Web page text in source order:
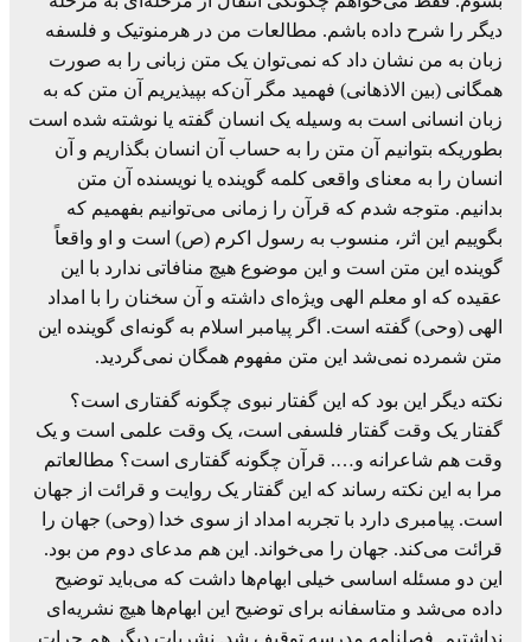
دیگر را شرح داده باشم. مطالعات من در هرمنوتیک و فلسفه
زبان به من نشان داد که نمی‌توان یک متن زبانی را به صورت
همگانی (بین الاذهانی) فهمید مگر آن‌که بپیذیریم آن متن که به
زبان انسانی است به وسیله یک انسان گفته یا نوشته شده است
بطوریکه بتوانیم آن متن را به حساب آن انسان بگذاریم و آن
انسان را به معنای واقعی کلمه گوینده یا نویسنده آن متن
بدانیم. متوجه شدم که قرآن را زمانی می‌توانیم بفهمیم که
بگوییم این اثر، منسوب به رسول اکرم (ص) است و او واقعاً
گوینده این متن است و این موضوع هیچ منافاتی ندارد با این
عقیده که او معلم الهی ویژه‌ای داشته و آن سخنان را با امداد
الهی (وحی) گفته است. اگر پیامبر اسلام به گونه‌ای گوینده این
متن شمرده نمی‌شد این متن مفهوم همگان نمی‌گردید.
نکته دیگر این بود که این گفتار نبوی چگونه گفتاری است؟
گفتار یک وقت گفتار فلسفی است، یک وقت علمی است و یک
وقت هم شاعرانه و…. قرآن چگونه گفتاری است؟ مطالعاتم
مرا به این نکته رساند که این گفتار یک روایت و قرائت از جهان
است. پیامبری دارد با تجربه امداد از سوی خدا (وحی) جهان را
قرائت می‌کند. جهان را می‌خواند. این هم مدعای دوم من بود.
این دو مسئله اساسی خیلی ابهام‌ها داشت که می‌باید توضیح
داده می‌شد و متاسفانه برای توضیح این ابهام‌ها هیچ نشریه‌ای
نداشتیم. فصلنامه مدرسه توقیف شد. نشریات دیگر هم جرات